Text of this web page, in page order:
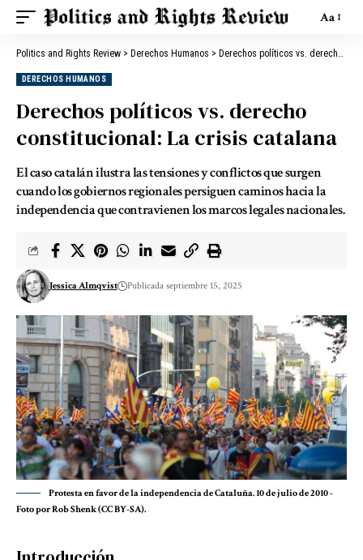
Aa
Politics and Rights Review > Derechos Humanos > Derechos políticos vs. derecho constitucional: La crisis catalana
DERECHOS HUMANOS
Derechos políticos vs. derecho
constitucional: La crisis catalana
El caso catalán ilustra las tensiones y conflictos que surgen
cuando los gobiernos regionales persiguen caminos hacia la
independencia que contravienen los marcos legales nacionales.
Jessica Almqvist Publicada septiembre 15, 2025
Protesta en favor de la independencia de Cataluña. 10 de julio de 2010 -
Foto por Rob Shenk (CC BY-SA).